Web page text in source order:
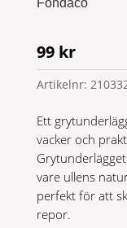
Fondaco
99 kr
Artikelnr:
Ett
vacker och
vare ullens
perfekt för att
repor.